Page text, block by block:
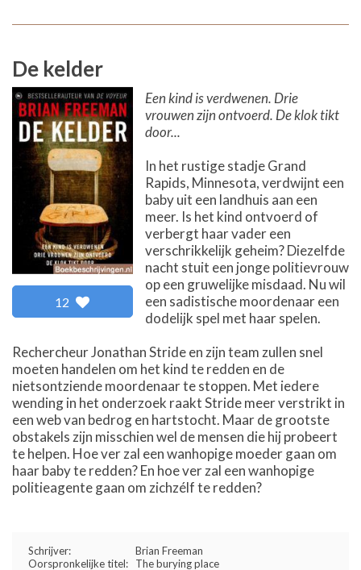
De kelder
12
Een kind is verdwenen. Drie
vrouwen zijn ontvoerd. De klok tikt
door...
In het rustige stadje Grand
Rapids, Minnesota, verdwijnt een
baby uit een landhuis aan een
meer. Is het kind ontvoerd of
verbergt haar vader een
verschrikkelijk geheim? Diezelfde
nacht stuit een jonge politievrouw
op een gruwelijke misdaad. Nu wil
een sadistische moordenaar een
dodelijk spel met haar spelen.
Rechercheur Jonathan Stride en zijn team zullen snel
moeten handelen om het kind te redden en de
nietsontziende moordenaar te stoppen. Met iedere
wending in het onderzoek raakt Stride meer verstrikt in
een web van bedrog en hartstocht. Maar de grootste
obstakels zijn misschien wel de mensen die hij probeert
te helpen. Hoe ver zal een wanhopige moeder gaan om
haar baby te redden? En hoe ver zal een wanhopige
politieagente gaan om zichzélf te redden?
Schrijver:
Brian Freeman
Oorspronkelijke titel:
The burying place